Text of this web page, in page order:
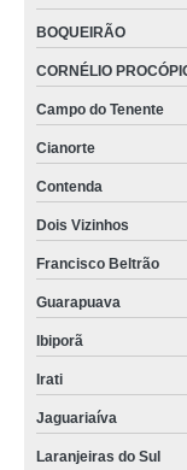
BOQUEIRÃO
CORNÉLIO
Campo do Tenente
Cianorte
Contenda
Dois Vizinhos
Francisco Beltrão
Guarapuava
Ibiporã
Irati
Jaguariaíva
Laranjeiras do Sul